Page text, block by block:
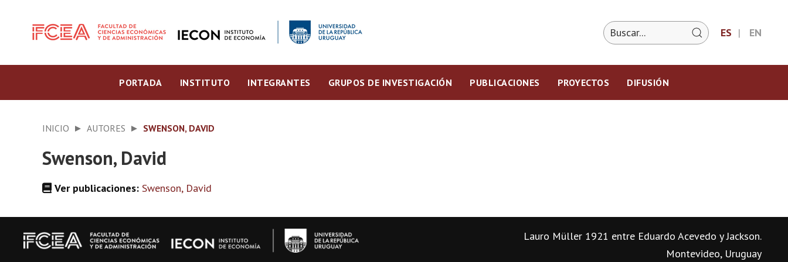
ES EN
PORTADA INSTITUTO INTEGRANTES GRUPOS DE INVESTIGACIÓN PUBLICACIONES PROYECTOS DIFUSIÓN
INICIO AUTORES SWENSON, DAVID
Swenson, David
Ver publicaciones: Swenson, David
Lauro Müller 1921 entre Eduardo Acevedo y Jackson.
Montevideo, Uruguay